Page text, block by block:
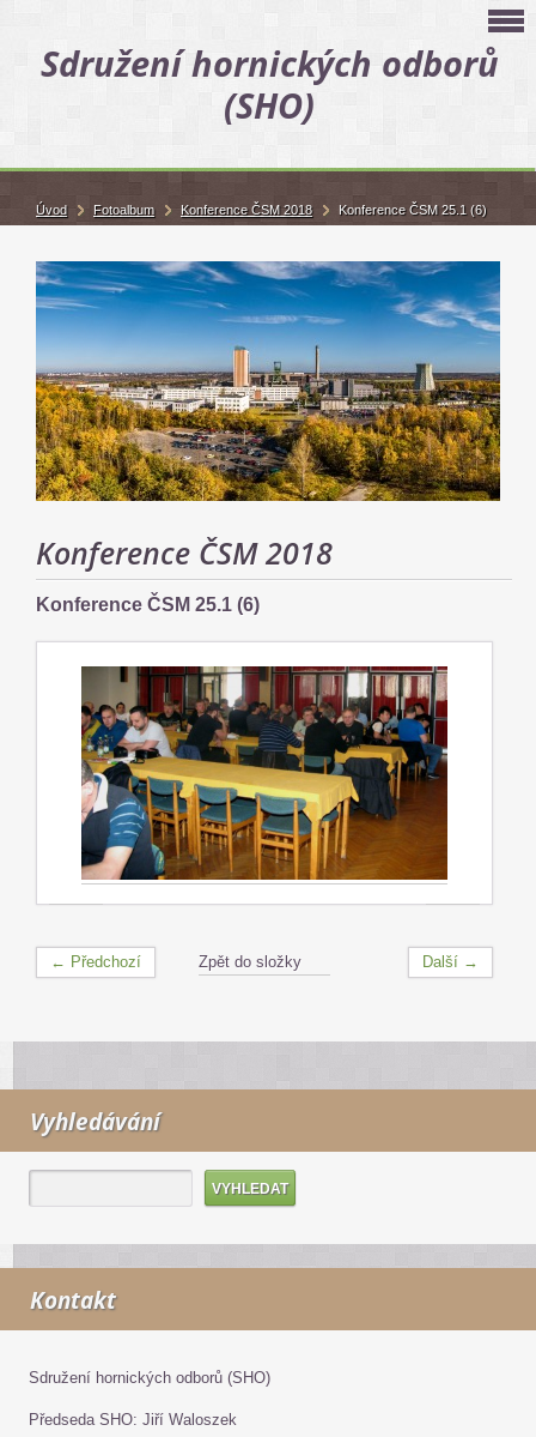
Sdružení hornických odborů
(SHO)
Konference ČSM 2018
Konference ČSM 25.1 (6)
← Předchozí Další →
Zpět do složky
Vyhledávání
Kontakt
Sdružení hornických odborů (SHO)
Předseda SHO: Jiří Waloszek
Úvod Fotoalbum Konference ČSM 2018 Konference ČSM 25.1 (6)